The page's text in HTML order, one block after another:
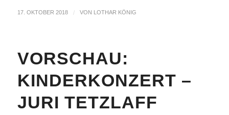
17. OKTOBER 2018 / VON LOTHAR KÖNIG
VORSCHAU:
KINDERKONZERT –
JURI TETZLAFF